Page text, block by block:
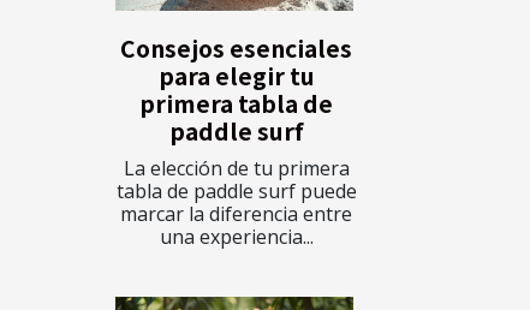
Consejos esenciales
para elegir tu
primera tabla de
paddle surf
La elección de tu primera
tabla de paddle surf puede
marcar la diferencia entre
una experiencia...